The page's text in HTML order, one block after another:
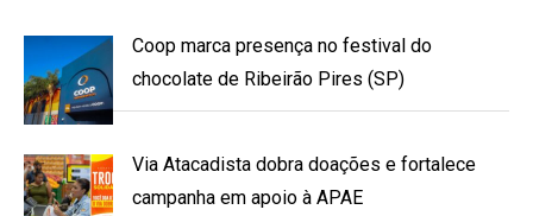
Coop marca presença no festival do
chocolate de Ribeirão Pires (SP)
Via Atacadista dobra doações e fortalece
campanha em apoio à APAE